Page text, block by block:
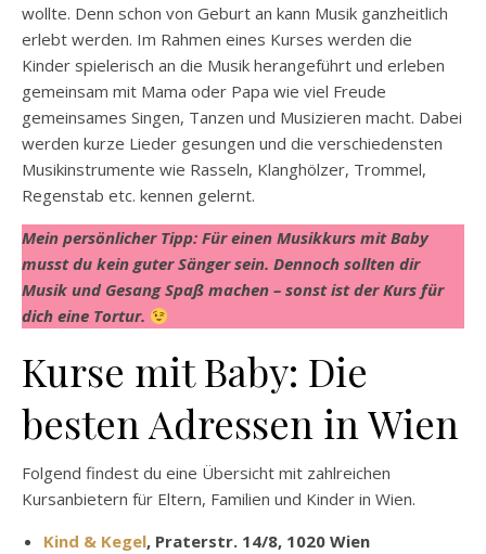
wollte. Denn schon von Geburt an kann Musik ganzheitlich
erlebt werden. Im Rahmen eines Kurses werden die
Kinder spielerisch an die Musik herangeführt und erleben
gemeinsam mit Mama oder Papa wie viel Freude
gemeinsames Singen, Tanzen und Musizieren macht. Dabei
werden kurze Lieder gesungen und die verschiedensten
Musikinstrumente wie Rasseln, Klanghölzer, Trommel,
Regenstab etc. kennen gelernt.
Mein persönlicher Tipp: Für einen Musikkurs mit Baby
musst du kein guter Sänger sein. Dennoch sollten dir
Musik und Gesang Spaß machen – sonst ist der Kurs für
dich eine Tortur.
Kurse mit Baby: Die
besten Adressen in Wien
Folgend findest du eine Übersicht mit zahlreichen
Kursanbietern für Eltern, Familien und Kinder in Wien.
Kind & Kegel, Praterstr. 14/8, 1020 Wien